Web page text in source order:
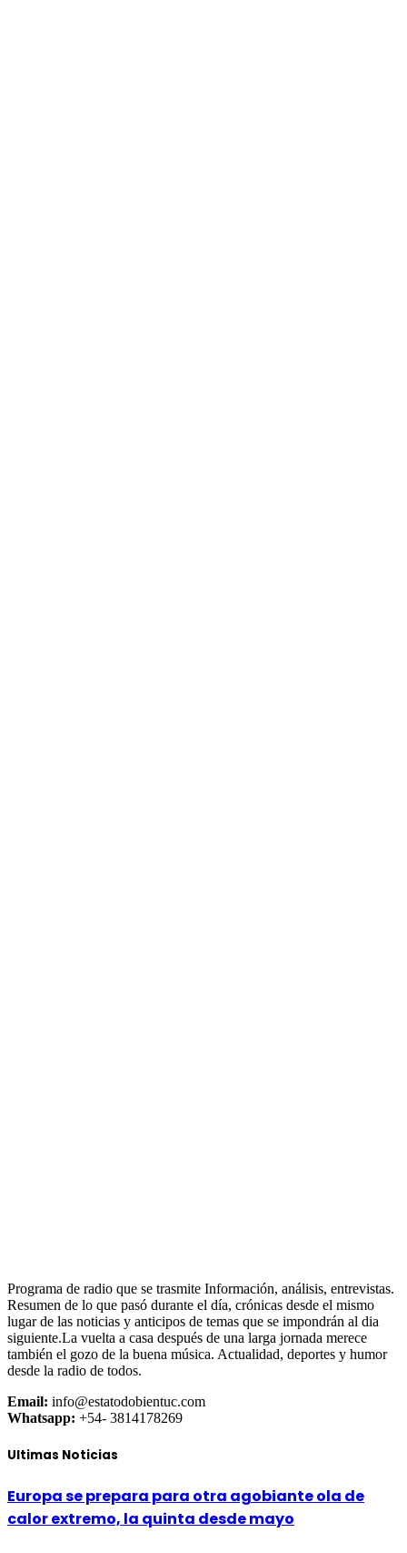
Programa de radio que se trasmite Información, análisis, entrevistas.
Resumen de lo que pasó durante el día, crónicas desde el mismo
lugar de las noticias y anticipos de temas que se impondrán al dia
siguiente.La vuelta a casa después de una larga jornada merece
también el gozo de la buena música. Actualidad, deportes y humor
desde la radio de todos.
Email: info@estatodobientuc.com
Whatsapp: +54- 3814178269
Ultimas Noticias
Europa se prepara para otra agobiante ola de
calor extremo, la quinta desde mayo